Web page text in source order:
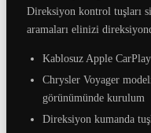
Direksiyon kontrol tuşları
aramaları elinizi
Kablosuz Apple
Chrysler Voyager
görünümünde kurulum
Direksiyon kumanda